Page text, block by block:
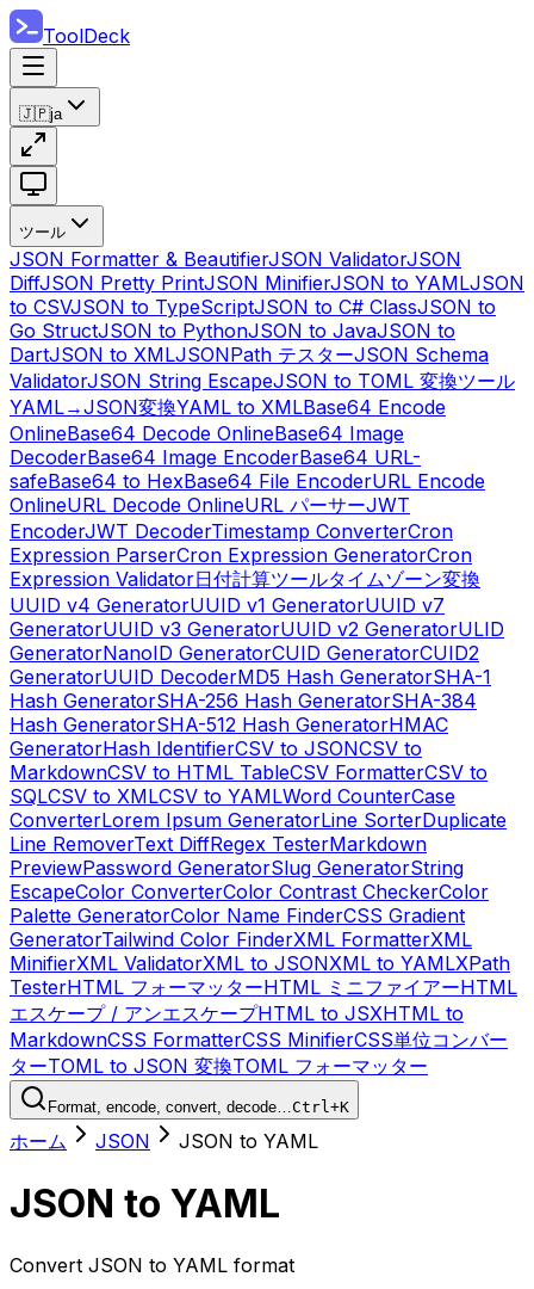
ToolDeck
🇯🇵ja
ツール
JSON Formatter & BeautifierJSON ValidatorJSON
DiffJSON Pretty PrintJSON MinifierJSON to YAMLJSON
to CSVJSON to TypeScriptJSON to C# ClassJSON to
Go StructJSON to PythonJSON to JavaJSON to
DartJSON to XMLJSONPath テスターJSON Schema
ValidatorJSON String EscapeJSON to TOML 変換ツール
YAML→JSON変換YAML to XMLBase64 Encode
OnlineBase64 Decode OnlineBase64 Image
DecoderBase64 Image EncoderBase64 URL-
safeBase64 to HexBase64 File EncoderURL Encode
OnlineURL Decode OnlineURL パーサーJWT
EncoderJWT DecoderTimestamp ConverterCron
Expression ParserCron Expression GeneratorCron
Expression Validator日付計算ツールタイムゾーン変換
UUID v4 GeneratorUUID v1 GeneratorUUID v7
GeneratorUUID v3 GeneratorUUID v2 GeneratorULID
GeneratorNanoID GeneratorCUID GeneratorCUID2
GeneratorUUID DecoderMD5 Hash GeneratorSHA-1
Hash GeneratorSHA-256 Hash GeneratorSHA-384
Hash GeneratorSHA-512 Hash GeneratorHMAC
GeneratorHash IdentifierCSV to JSONCSV to
MarkdownCSV to HTML TableCSV FormatterCSV to
SQLCSV to XMLCSV to YAMLWord CounterCase
ConverterLorem Ipsum GeneratorLine SorterDuplicate
Line RemoverText DiffRegex TesterMarkdown
PreviewPassword GeneratorSlug GeneratorString
EscapeColor ConverterColor Contrast CheckerColor
Palette GeneratorColor Name FinderCSS Gradient
GeneratorTailwind Color FinderXML FormatterXML
MinifierXML ValidatorXML to JSONXML to YAMLXPath
TesterHTML フォーマッターHTML ミニファイアーHTML
エスケープ / アンエスケープHTML to JSXHTML to
MarkdownCSS FormatterCSS MinifierCSS単位コンバー
ターTOML to JSON 変換TOML フォーマッター
Format, encode, convert, decode…Ctrl+K
ホーム JSON JSON to YAML
JSON to YAML
Convert JSON to YAML format